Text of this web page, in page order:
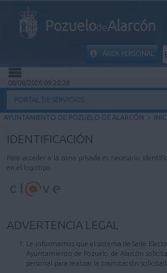
PozuelodeAlarcón
ÁREA PERSONAL
INICIO
MI CARPETA
INFORMACIÓN MUNICIPAL
AYUDA
08/08/2026 09:20:26
PORTAL DE SERVICIOS
AYUNTAMIENTO DE POZUELO DE ALARCÓN >
IDENTIFICACIÓN
Para acceder a la zona privada es necesario
en el logotipo.
ADVERTENCIA LEGAL
Le informamos que el sistema de Sede
Ayuntamiento de Pozuelo de Alarcón
personal para realizar la tramitación